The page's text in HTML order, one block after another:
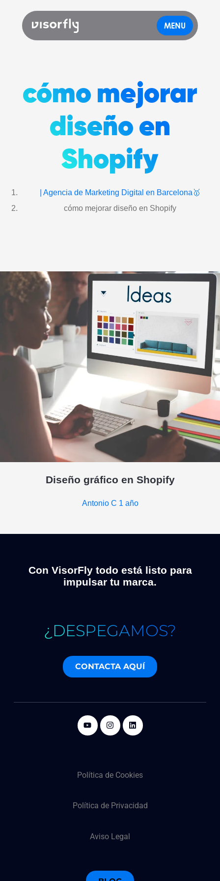
MENU
cómo mejorar
diseño en
Shopify
| Agencia de Marketing Digital en Barcelona🥇
cómo mejorar diseño en Shopify
Diseño gráfico en Shopify
Antonio C 1 año
Con VisorFly todo está listo para
impulsar tu marca.
¿DESPEGAMOS?
CONTACTA AQUÍ
Política de Cookies
Política de Privacidad
Aviso Legal